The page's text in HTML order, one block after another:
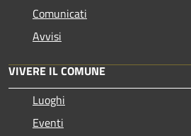
Comunicati
Avvisi
VIVERE IL COMUNE
Luoghi
Eventi